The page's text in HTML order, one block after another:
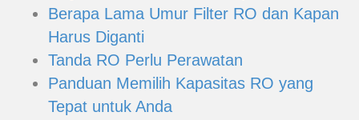
Berapa Lama Umur Filter RO dan Kapan
Harus Diganti
Tanda RO Perlu Perawatan
Panduan Memilih Kapasitas RO yang
Tepat untuk Anda